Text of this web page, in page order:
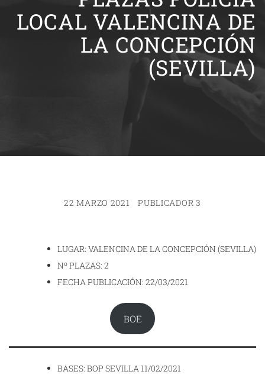
LOCAL VALENCINA DE
LA CONCEPCIÓN
(SEVILLA)
22 MARZO 2021 PUBLICADOR 3
LUGAR: VALENCINA DE LA CONCEPCIÓN (SEVILLA)
Nº PLAZAS: 2
FECHA PUBLICACIÓN: 22/03/2021
BOE
BASES: BOP SEVILLA 11/02/2021